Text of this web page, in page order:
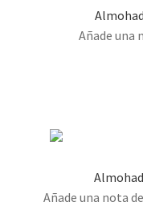
Añade una
Añade una nota